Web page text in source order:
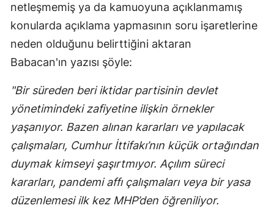
netleşmemiş ya da kamuoyuna açıklanmamış
konularda açıklama yapmasının soru işaretlerine
neden olduğunu belirttiğini aktaran
Babacan'ın yazısı şöyle:
"Bir süreden beri iktidar partisinin devlet
yönetimindeki zafiyetine ilişkin örnekler
yaşanıyor. Bazen alınan kararları ve yapılacak
çalışmaları, Cumhur İttifakı’nın küçük ortağından
duymak kimseyi şaşırtmıyor. Açılım süreci
kararları, pandemi affı çalışmaları veya bir yasa
düzenlemesi ilk kez MHP’den öğreniliyor.